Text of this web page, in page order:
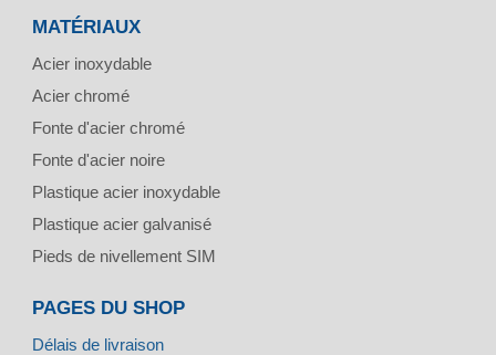
MATÉRIAUX
Acier inoxydable
Acier chromé
Fonte d'acier chromé
Fonte d'acier noire
Plastique acier inoxydable
Plastique acier galvanisé
Pieds de nivellement SIM
PAGES DU SHOP
Délais de livraison